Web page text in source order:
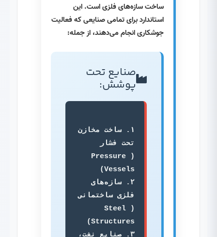
ساخت سازه‌های فلزی است. این
استاندارد برای تمامی صنایعی که فعالیت
جوشکاری انجام می‌دهند، از جمله:
صنایع تحت
پوشش:
(Pressure
فلزی ساختمانی
(Steel